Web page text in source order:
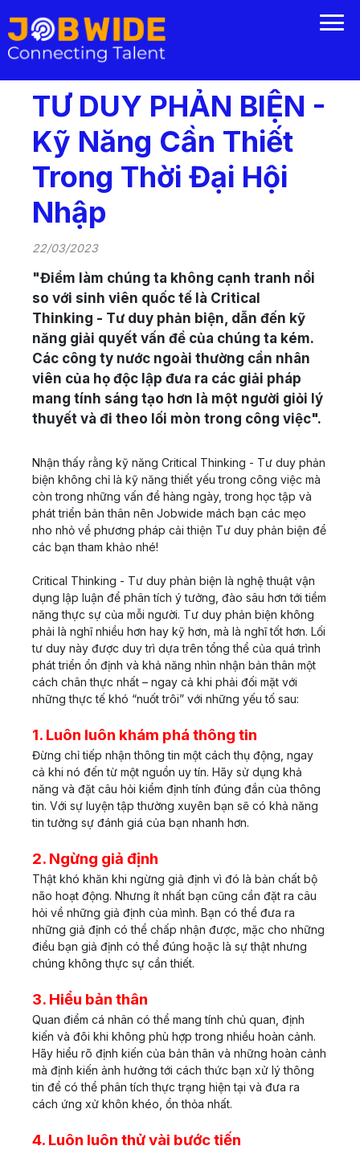
TƯ DUY PHẢN BIỆN -
Kỹ Năng Cần Thiết
Trong Thời Đại Hội
Nhập
22/03/2023
"Điểm làm chúng ta không cạnh tranh nổi
so với sinh viên quốc tế là Critical
Thinking - Tư duy phản biện, dẫn đến kỹ
năng giải quyết vấn đề của chúng ta kém.
Các công ty nước ngoài thường cần nhân
viên của họ độc lập đưa ra các giải pháp
mang tính sáng tạo hơn là một người giỏi lý
thuyết và đi theo lối mòn trong công việc".
Nhận thấy rằng kỹ năng Critical Thinking - Tư duy phản
biện không chỉ là kỹ năng thiết yếu trong công việc mà
còn trong những vấn đề hàng ngày, trong học tập và
phát triển bản thân nên Jobwide mách bạn các mẹo
nho nhỏ về phương pháp cải thiện Tư duy phản biện để
các bạn tham khảo nhé!
Critical Thinking - Tư duy phản biện là nghệ thuật vận
dụng lập luận để phân tích ý tưởng, đào sâu hơn tới tiềm
năng thực sự của mỗi người. Tư duy phản biện không
phải là nghĩ nhiều hơn hay kỹ hơn, mà là nghĩ tốt hơn. Lối
tư duy này được duy trì dựa trên tổng thể của quá trình
phát triển ổn định và khả năng nhìn nhận bản thân một
cách chân thực nhất – ngay cả khi phải đối mặt với
những thực tế khó “nuốt trôi” với những yếu tố sau:
1. Luôn luôn khám phá thông tin
Đừng chỉ tiếp nhận thông tin một cách thụ động, ngay
cả khi nó đến từ một nguồn uy tín. Hãy sử dụng khả
năng và đặt câu hỏi kiểm định tính đúng đắn của thông
tin. Với sự luyện tập thường xuyên bạn sẽ có khả năng
tin tưởng sự đánh giá của bạn nhanh hơn.
2. Ngừng giả định
Thật khó khăn khi ngừng giả định vì đó là bản chất bộ
não hoạt động. Nhưng ít nhất bạn cũng cần đặt ra câu
hỏi về những giả định của mình. Bạn có thể đưa ra
những giả định có thể chấp nhận được, mặc cho những
điều bạn giả định có thể đúng hoặc là sự thật nhưng
chúng không thực sự cần thiết.
3. Hiểu bản thân
Quan điểm cá nhân có thể mang tính chủ quan, định
kiến và đôi khi không phù hợp trong nhiều hoàn cảnh.
Hãy hiểu rõ định kiến của bản thân và những hoàn cảnh
mà định kiến ảnh hưởng tới cách thức bạn xử lý thông
tin để có thể phân tích thực trạng hiện tại và đưa ra
cách ứng xử khôn khéo, ổn thỏa nhất.
4. Luôn luôn thử vài bước tiến